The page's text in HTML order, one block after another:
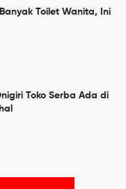
Toilet Wanita, Ini
Toko Serba Ada di